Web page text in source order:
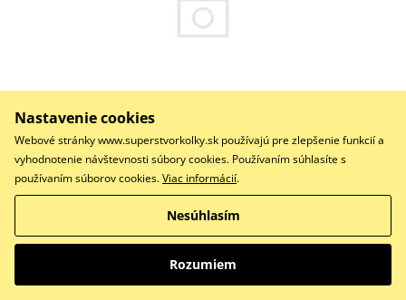
30,00 €
20,27 € Na objednávku
Do košíka
Opravná sada spojkového válce
Nastavenie cookies
Webové stránky www.superstvorkolky.sk používajú pre zlepšenie funkcií a
vyhodnotenie návštevnosti súbory cookies. Používaním súhlasíte s
používaním súborov cookies.Viac informácií.
Nesúhlasím
Rozumiem